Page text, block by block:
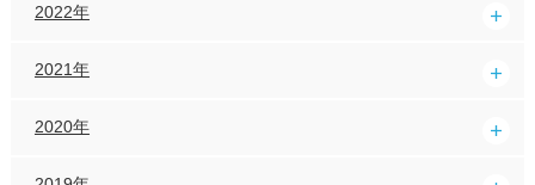
2022年
2021年
2020年